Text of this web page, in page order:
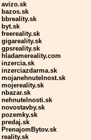
avizo.sk
bazos.sk
bbreality.sk
byt.sk
freereality.sk
gigareality.sk
gpsreality.sk
hladamereality.com
inzercia.sk
inzerciazdarma.sk
mojanehnutelnost.sk
mojereality.sk
nbazar.sk
nehnutelnosti.sk
novostavby.sk
pozemky.sk
predaj.sk
PrenajomBytov.sk
reality.sk